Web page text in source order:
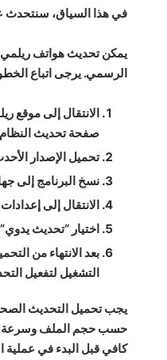
في هذا السياق، سنتحدث
يمكن تحديث هواتف ريلمي
الرسمي. يرجى اتباع
الانتقال إلى موقع
صفحة تحديث
تحميل الإصدار
نسخ البرنامج إلى
الانتقال إلى
اختيار “تحديث
بعد الانتهاء من
التشغيل لتفعيل
يجب تحميل التحديث
حسب حجم الملف وسرعة
كافي قبل البدء في عملية